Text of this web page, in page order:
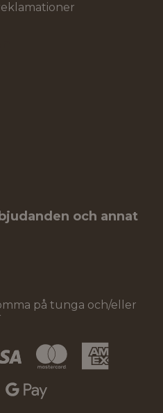
och annat
på tunga och/eller